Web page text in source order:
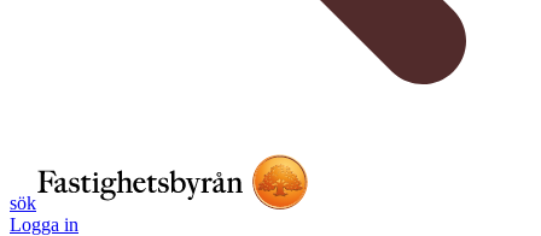
sök
Logga in